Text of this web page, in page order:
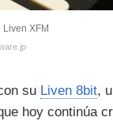
XFM
su Liven 8bit,
hoy continúa